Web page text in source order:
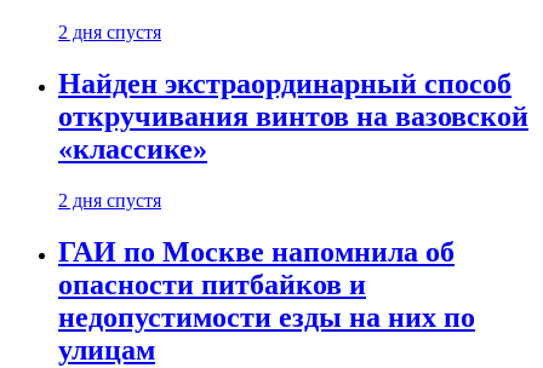
2 дня спустя
Найден экстраординарный способ
откручивания винтов на вазовской
«классике»
2 дня спустя
ГАИ по Москве напомнила об
опасности питбайков и
недопустимости езды на них по
улицам